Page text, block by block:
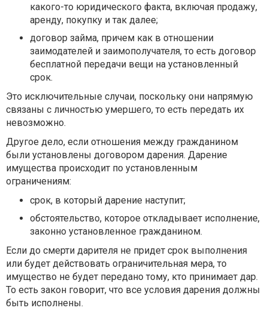
какого-то юридического факта, включая продажу,
аренду, покупку и так далее;
договор займа, причем как в отношении
заимодателей и заимополучателя, то есть договор
бесплатной передачи вещи на установленный
срок.
Это исключительные случаи, поскольку они напрямую
связаны с личностью умершего, то есть передать их
невозможно.
Другое дело, если отношения между гражданином
были установлены договором дарения. Дарение
имущества происходит по установленным
ограничениям:
срок, в который дарение наступит;
обстоятельство, которое откладывает исполнение,
законно установленное гражданином.
Если до смерти дарителя не придет срок выполнения
или будет действовать ограничительная мера, то
имущество не будет передано тому, кто принимает дар.
То есть закон говорит, что все условия дарения должны
быть исполнены.